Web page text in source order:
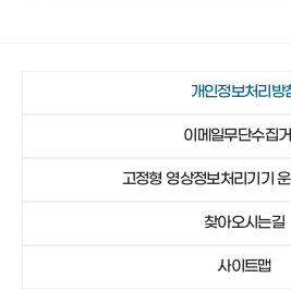
051-792-4910
051-792-
안데르센마을 및 동화마을
051-
개인정보처리방
이메일무단수집
고정형 영상정보처리기기
찾아오시는길
사이트맵